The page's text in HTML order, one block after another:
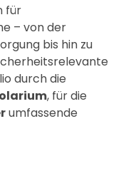
für
– von der
bis hin zu
durch die
, für die
umfassende